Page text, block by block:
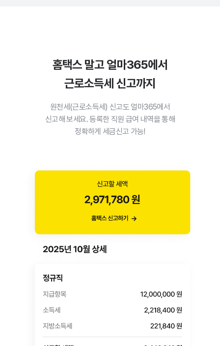
홈택스 말고 얼마365에서
근로소득세 신고까지
원천세(근로소득세) 신고도 얼마365에서
신고해 보세요.등록한 직원 급여 내역을 통해
정확하게 세금신고 가능!